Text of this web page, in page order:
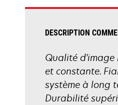
DESCRIPTION
Qualité d'image
et constante.
système à long
Durabilité